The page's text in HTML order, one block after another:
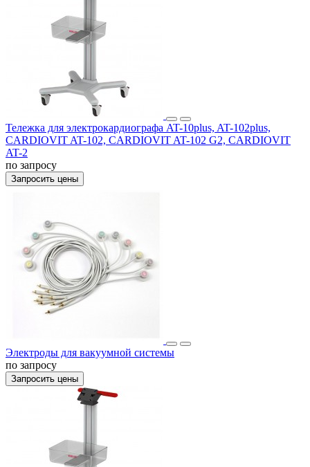
Тележка для электрокардиографа AT-10plus, AT-102plus,
CARDIOVIT AT-102, CARDIOVIT AT-102 G2, CARDIOVIT
AT-2
по запросу
Запросить цены
Электроды для вакуумной системы
по запросу
Запросить цены